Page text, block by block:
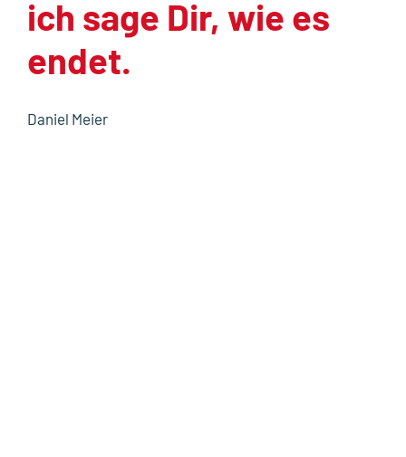
ich sage Dir, wie es
endet.
Daniel Meier